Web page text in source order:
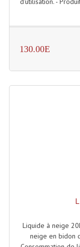
130.00E
Liquide à neige
neige en bidon